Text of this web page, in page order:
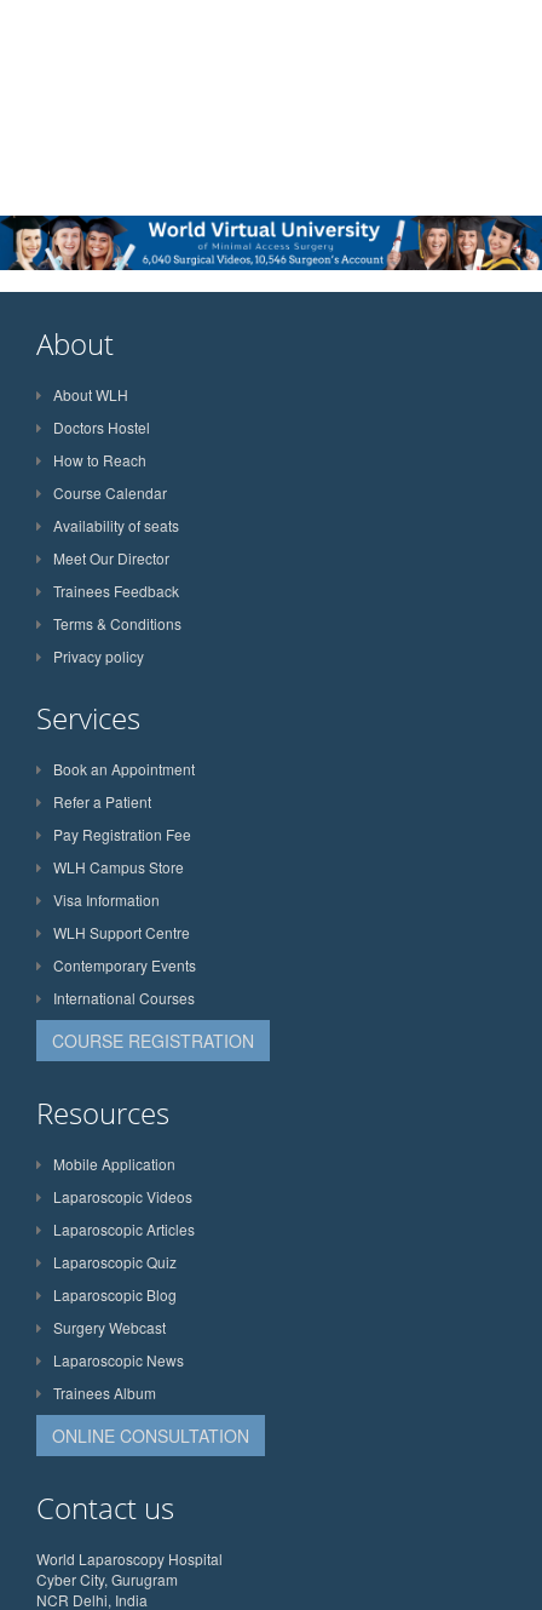
About
About WLH
Doctors Hostel
How to Reach
Course Calendar
Availability of seats
Meet Our Director
Trainees Feedback
Terms & Conditions
Privacy policy
Services
Book an Appointment
Refer a Patient
Pay Registration Fee
WLH Campus Store
Visa Information
WLH Support Centre
Contemporary Events
International Courses
COURSE REGISTRATION
Resources
Mobile Application
Laparoscopic Videos
Laparoscopic Articles
Laparoscopic Quiz
Laparoscopic Blog
Surgery Webcast
Laparoscopic News
Trainees Album
ONLINE CONSULTATION
Contact us
World Laparoscopy Hospital
Cyber City, Gurugram
NCR Delhi, India